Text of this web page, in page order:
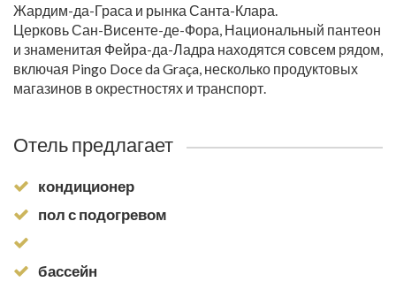
Жардим-да-Граса и рынка Санта-Клара.
Церковь Сан-Висенте-де-Фора, Национальный пантеон
и знаменитая Фейра-да-Ладра находятся совсем рядом,
включая Pingo Doce da Graça, несколько продуктовых
магазинов в окрестностях и транспорт.
Отель предлагает
кондиционер
пол с подогревом
бассейн